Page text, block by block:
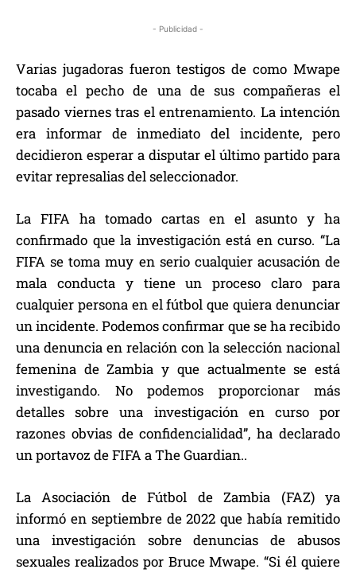
- Publicidad -
Varias jugadoras fueron testigos de como Mwape
tocaba el pecho de una de sus compañeras el
pasado viernes tras el entrenamiento. La intención
era informar de inmediato del incidente, pero
decidieron esperar a disputar el último partido para
evitar represalias del seleccionador.
La FIFA ha tomado cartas en el asunto y ha
confirmado que la investigación está en curso. “La
FIFA se toma muy en serio cualquier acusación de
mala conducta y tiene un proceso claro para
cualquier persona en el fútbol que quiera denunciar
un incidente. Podemos confirmar que se ha recibido
una denuncia en relación con la selección nacional
femenina de Zambia y que actualmente se está
investigando. No podemos proporcionar más
detalles sobre una investigación en curso por
razones obvias de confidencialidad”, ha declarado
un portavoz de FIFA a The Guardian..
La Asociación de Fútbol de Zambia (FAZ) ya
informó en septiembre de 2022 que había remitido
una investigación sobre denuncias de abusos
sexuales realizados por Bruce Mwape. “Si él quiere